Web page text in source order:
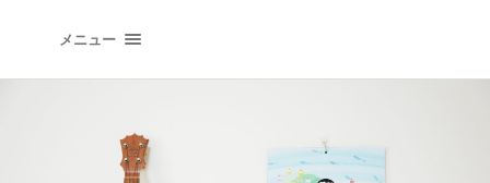
メニュー